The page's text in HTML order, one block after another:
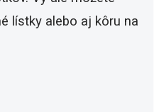
lístky alebo aj kôru na